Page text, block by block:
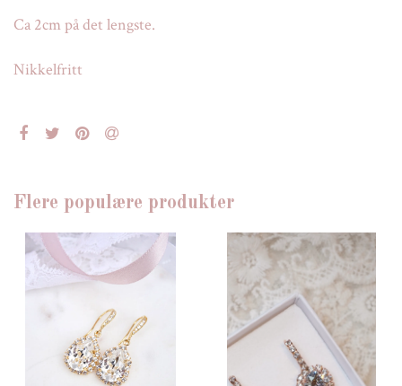
Ca 2cm på det lengste.
Nikkelfritt
Flere populære produkter